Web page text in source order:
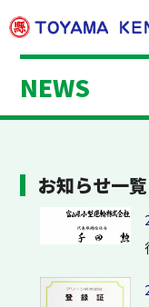
NEWS
お知らせ一覧